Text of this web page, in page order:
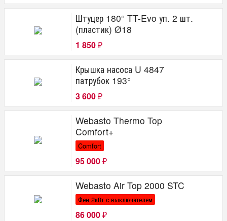
Штуцер 180° TT-Evo уп. 2 шт.
(пластик) Ø18
1 850 ₽
Крышка насоса U 4847
патрубок 193°
3 600 ₽
Webasto Thermo Top
Comfort+
Comfort
95 000 ₽
Webasto Air Top 2000 STC
Фен 2кВт с выключателем
86 000 ₽